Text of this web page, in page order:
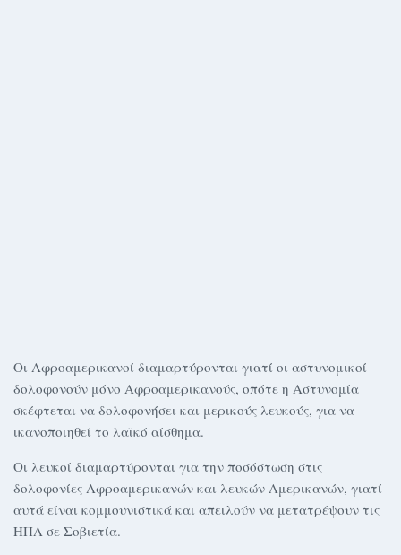
Οι Αφροαμερικανοί διαμαρτύρονται γιατί οι αστυνομικοί
δολοφονούν μόνο Αφροαμερικανούς, οπότε η Αστυνομία
σκέφτεται να δολοφονήσει και μερικούς λευκούς, για να
ικανοποιηθεί το λαϊκό αίσθημα.
Οι λευκοί διαμαρτύρονται για την ποσόστωση στις
δολοφονίες Αφροαμερικανών και λευκών Αμερικανών, γιατί
αυτά είναι κομμουνιστικά και απειλούν να μετατρέψουν τις
ΗΠΑ σε Σοβιετία.